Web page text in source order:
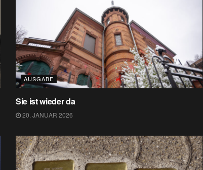
AUSGABE
Sie ist wieder da
20. JANUAR 2026